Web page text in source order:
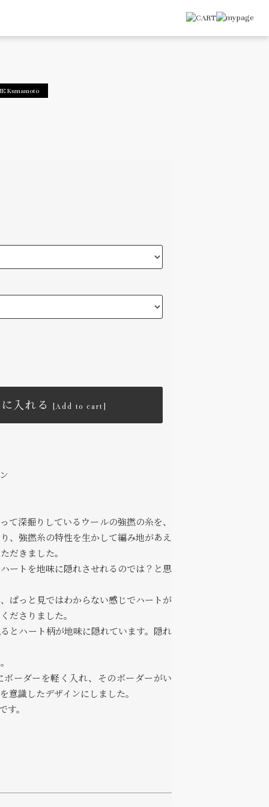
Kumamoto
入れる [Add to cart]
て深掘りしているウールの強撚の糸を、
、強撚糸の特性を生かして編み地があえ
だきました。
ートを地味に隠れさせれるのでは？と思
ぱっと見ではわからない感じでハートが
ださりました。
とハート柄が地味に隠れています。隠れ
ボーダーを軽く入れ、そのボーダーがい
意識したデザインにしました。
す。